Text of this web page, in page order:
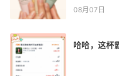
08月07日
哈哈，这杯